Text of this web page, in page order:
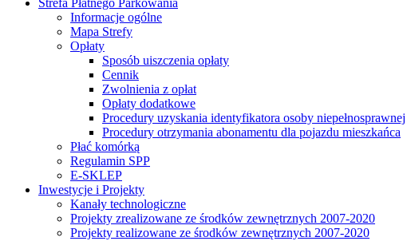
Informacje ogólne
Mapa Strefy
Opłaty
Sposób uiszczenia opłaty
Cennik
Zwolnienia z opłat
Opłaty dodatkowe
Procedury uzyskania identyfikatora osoby niepełnosprawnej
Procedury otrzymania abonamentu dla pojazdu mieszkańca
Płać komórką
Regulamin SPP
E-SKLEP
Inwestycje i Projekty
Kanały technologiczne
Projekty zrealizowane ze środków zewnętrznych 2007-2020
Projekty realizowane ze środków zewnętrznych 2007-2020